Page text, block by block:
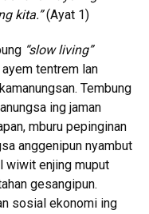
kita.”(Ayat 1)
“slow living”
tentrem lan
Tembung
ing jaman
mburu pepinginan
anggenipun nyambut
wiwit enjing muput
gesangipun.
sosial ekonomi ing